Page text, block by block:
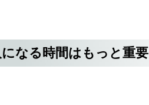
なる時間はもっと重要